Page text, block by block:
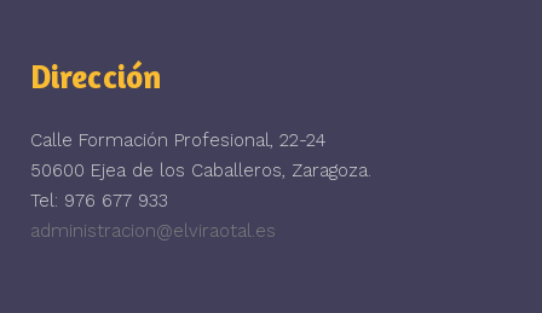
Dirección
Calle Formación Profesional, 22-24
50600 Ejea de los Caballeros, Zaragoza.
Tel: 976 677 933
administracion@elviraotal.es